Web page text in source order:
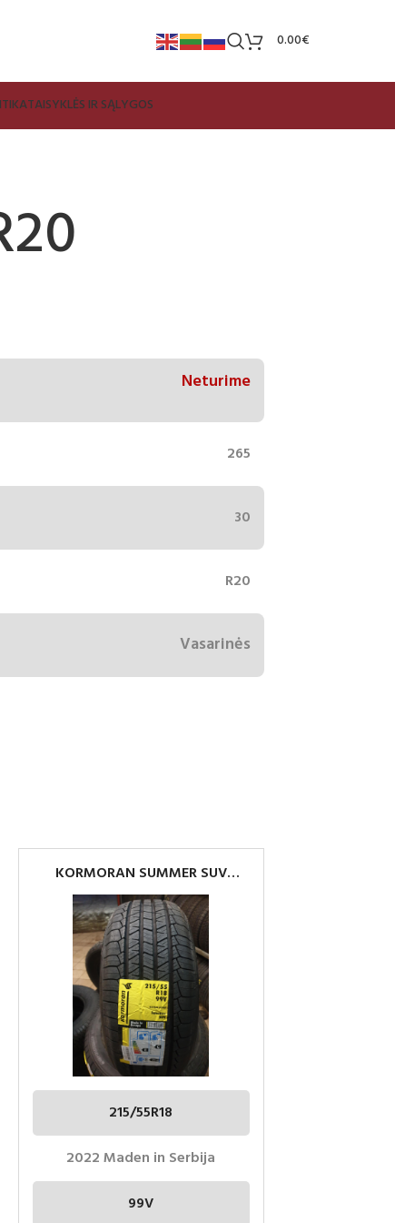
0.00€
TAISYKLĖS IR SĄLYGOS
Neturime
265
30
R20
Vasarinės
KORMORAN SUMMER SUV
215/55R18
215/55R18
2022 Maden in Serbija
99V